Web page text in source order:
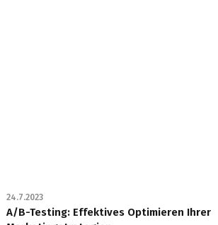
24.7.2023
A/B-Testing: Effektives Optimieren Ihrer